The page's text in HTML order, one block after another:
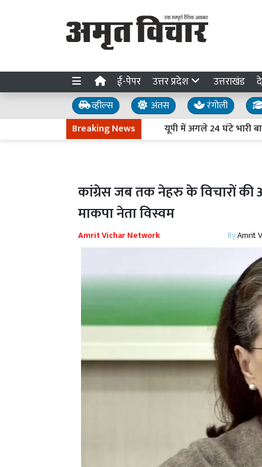
ई-पेपर उत्तर प्रदेश उत्तराखंड
व्हील्स अंतस रंगोली
Breaking News
यूपी में अगले 24 घंटे भारी बारिश
कांग्रेस जब तक नेहरु के विचारों की
माकपा नेता विस्वम
Amrit Vichar Network ByAmrit